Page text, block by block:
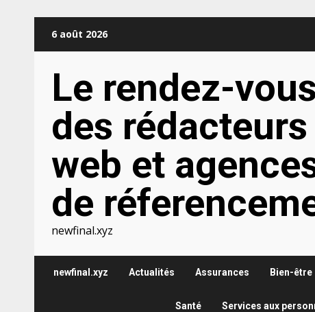
6 août 2026
Le rendez-vous
des rédacteurs
web et
de
newfinal.xyz
newfinal.xyz Actualités Assurances Bien-être
Santé Services aux